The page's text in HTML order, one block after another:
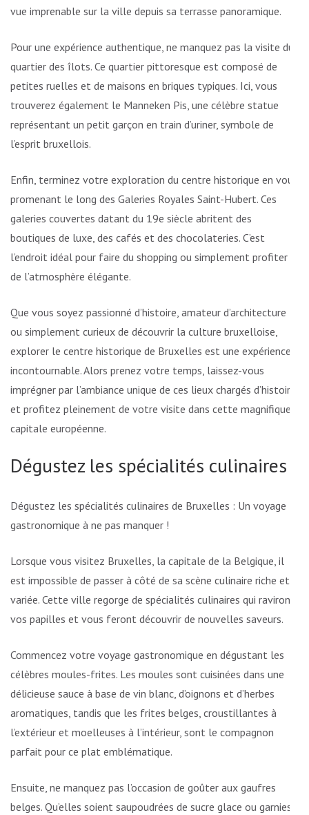
vue imprenable sur la ville depuis sa terrasse panoramique.
Pour une expérience authentique, ne manquez pas la visite du
quartier des îlots. Ce quartier pittoresque est composé de
petites ruelles et de maisons en briques typiques. Ici, vous
trouverez également le Manneken Pis, une célèbre statue
représentant un petit garçon en train d’uriner, symbole de
l’esprit bruxellois.
Enfin, terminez votre exploration du centre historique en vous
promenant le long des Galeries Royales Saint-Hubert. Ces
galeries couvertes datant du 19e siècle abritent des
boutiques de luxe, des cafés et des chocolateries. C’est
l’endroit idéal pour faire du shopping ou simplement profiter
de l’atmosphère élégante.
Que vous soyez passionné d’histoire, amateur d’architecture
ou simplement curieux de découvrir la culture bruxelloise,
explorer le centre historique de Bruxelles est une expérience
incontournable. Alors prenez votre temps, laissez-vous
imprégner par l’ambiance unique de ces lieux chargés d’histoire
et profitez pleinement de votre visite dans cette magnifique
capitale européenne.
Dégustez les spécialités culinaires
Dégustez les spécialités culinaires de Bruxelles : Un voyage
gastronomique à ne pas manquer !
Lorsque vous visitez Bruxelles, la capitale de la Belgique, il
est impossible de passer à côté de sa scène culinaire riche et
variée. Cette ville regorge de spécialités culinaires qui raviront
vos papilles et vous feront découvrir de nouvelles saveurs.
Commencez votre voyage gastronomique en dégustant les
célèbres moules-frites. Les moules sont cuisinées dans une
délicieuse sauce à base de vin blanc, d’oignons et d’herbes
aromatiques, tandis que les frites belges, croustillantes à
l’extérieur et moelleuses à l’intérieur, sont le compagnon
parfait pour ce plat emblématique.
Ensuite, ne manquez pas l’occasion de goûter aux gaufres
belges. Qu’elles soient saupoudrées de sucre glace ou garnies